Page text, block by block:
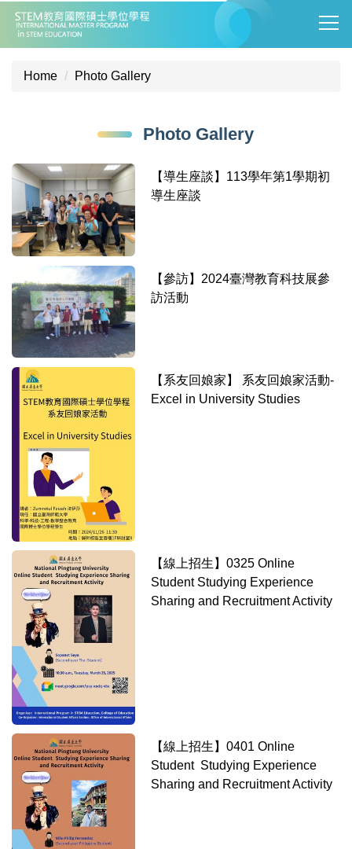
Jump
to
the
main
Home Photo Gallery
Photo Gallery
【導生座談】113學年第1學期初
導生座談
【參訪】2024臺灣教育科技展參
訪活動
【系友回娘家】 系友回娘家活動-
Excel in University Studies
【線上招生】0325 Online
Student Studying Experience
Sharing and Recruitment Activity
【線上招生】0401 Online
Student Studying Experience
Sharing and Recruitment Activity